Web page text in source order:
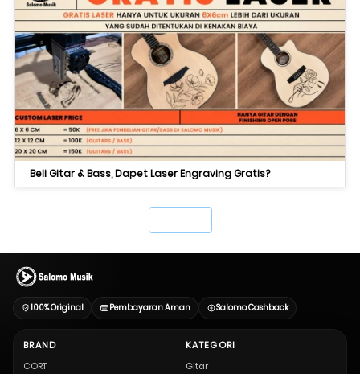
Beli Gitar & Bass, Dapet Laser Engraving Gratis?
100% Original Pembayaran Aman Salomo Cashback
BRAND
CORT
KATEGORI
Gitar